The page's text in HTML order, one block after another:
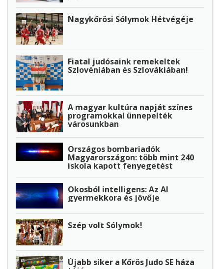
Nagykőrösi Sólymok Hétvégéje
Fiatal judósaink remekeltek
Szlovéniában és Szlovákiában!
A magyar kultúra napját színes
programokkal ünnepelték
városunkban
Országos bombariadók
Magyarországon: több mint 240
iskola kapott fenyegetést
Okosból intelligens: Az AI
gyermekkora és jövője
Szép volt Sólymok!
Újabb siker a Kőrös Judo SE háza